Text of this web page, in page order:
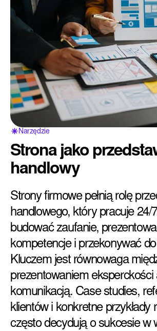
Narzędzie
Strona jako
handlowy
Strony firmowe pełnią rolę
handlowego, który pracuje 24/
budować zaufanie,
kompetencje i przekonywać do
Kluczem jest równowaga
prezentowaniem eksperckości
komunikacją. Case studies,
klientów i konkretne przykłady
często decydują o sukcesie w